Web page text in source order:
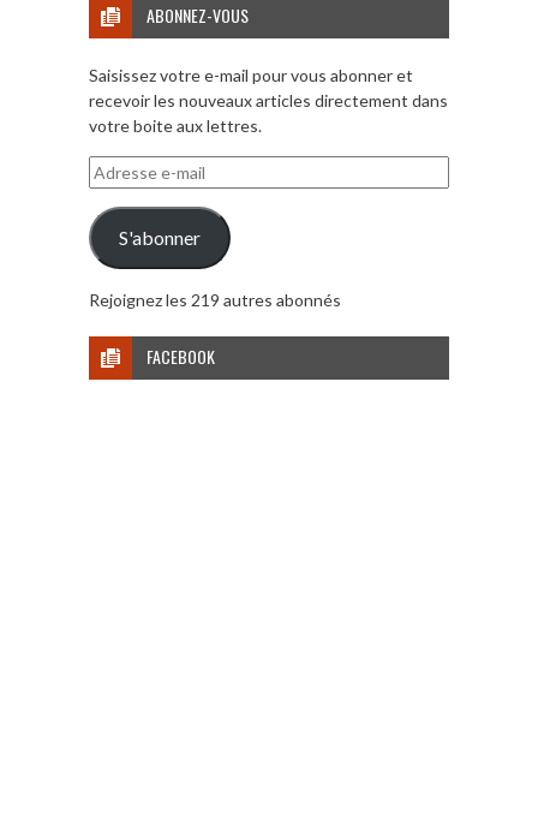
ABONNEZ-VOUS
Saisissez votre e-mail pour vous abonner et
recevoir les nouveaux articles directement dans
votre boite aux lettres.
Adresse
e-
mail
S'abonner
Rejoignez les 219 autres abonnés
FACEBOOK